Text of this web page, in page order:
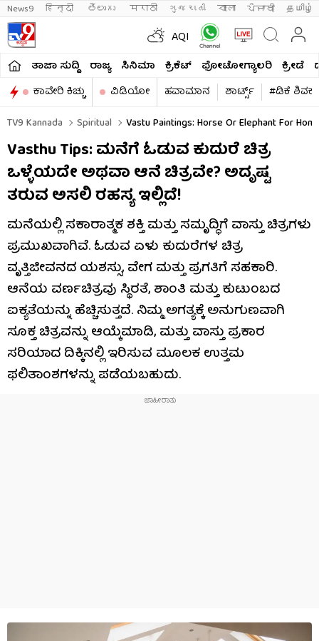
News9 हिन्दी తెలుగు मराठी ગુજરાતી বাংলা ਪੰਜਾਬੀ தமிழ்
AQI
ತಾಜಾ ಸುದ್ದಿ ರಾಜ್ಯ ಸಿನಿಮಾ ಕ್ರಿಕೆಟ್​ ಫೋಟೋಗ್ಯಾಲರಿ ಕ್ರೀಡೆ
ಕಾವೇರಿ ಕಿಚ್ಚು
ವಿಡಿಯೋ ಹವಾಮಾನ ಶಾರ್ಟ್ಸ್​
#ಡಿಕೆ
TV9 Kannada
Spiritual Vastu Paintings: Horse Or Elephant For
Vasthu Tips: ಮನೆಗೆ ಓಡುವ ಕುದುರೆ ಚಿತ್ರ
ಒಳ್ಳೆಯದೇ ಅಥವಾ ಆನೆ ಚಿತ್ರವೇ? ಅದೃಷ್ಟ
ತರುವ ಅಸಲಿ ರಹಸ್ಯ ಇಲ್ಲಿದೆ!
ಮನೆಯಲ್ಲಿ ಸಕಾರಾತ್ಮಕ ಶಕ್ತಿ ಮತ್ತು ಸಮೃದ್ಧಿಗೆ ವಾಸ್ತು ಚಿತ್ರಗಳು
ಪ್ರಮುಖವಾಗಿವೆ. ಓಡುವ ಏಳು ಕುದುರೆಗಳ ಚಿತ್ರ
ವೃತ್ತಿಜೀವನದ ಯಶಸ್ಸು, ವೇಗ ಮತ್ತು ಪ್ರಗತಿಗೆ ಸಹಕಾರಿ.
ಆನೆಯ ವರ್ಣಚಿತ್ರವು ಸ್ಥಿರತೆ, ಶಾಂತಿ ಮತ್ತು ಕುಟುಂಬದ
ಐಕ್ಯತೆಯನ್ನು ಹೆಚ್ಚಿಸುತ್ತದೆ. ನಿಮ್ಮ ಅಗತ್ಯಕ್ಕೆ ಅನುಗುಣವಾಗಿ
ಸೂಕ್ತ ಚಿತ್ರವನ್ನು ಆಯ್ಕೆಮಾಡಿ, ಮತ್ತು ವಾಸ್ತು ಪ್ರಕಾರ
ಸರಿಯಾದ ದಿಕ್ಕಿನಲ್ಲಿ ಇರಿಸುವ ಮೂಲಕ ಉತ್ತಮ
ಫಲಿತಾಂಶಗಳನ್ನು ಪಡೆಯಬಹುದು.